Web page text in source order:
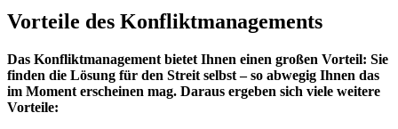
Vorteile des Konfliktmanagements
Das Konfliktmanagement bietet Ihnen einen großen Vorteil: Sie
finden die Lösung für den Streit selbst – so abwegig Ihnen das
im Moment erscheinen mag. Daraus ergeben sich viele weitere
Vorteile: